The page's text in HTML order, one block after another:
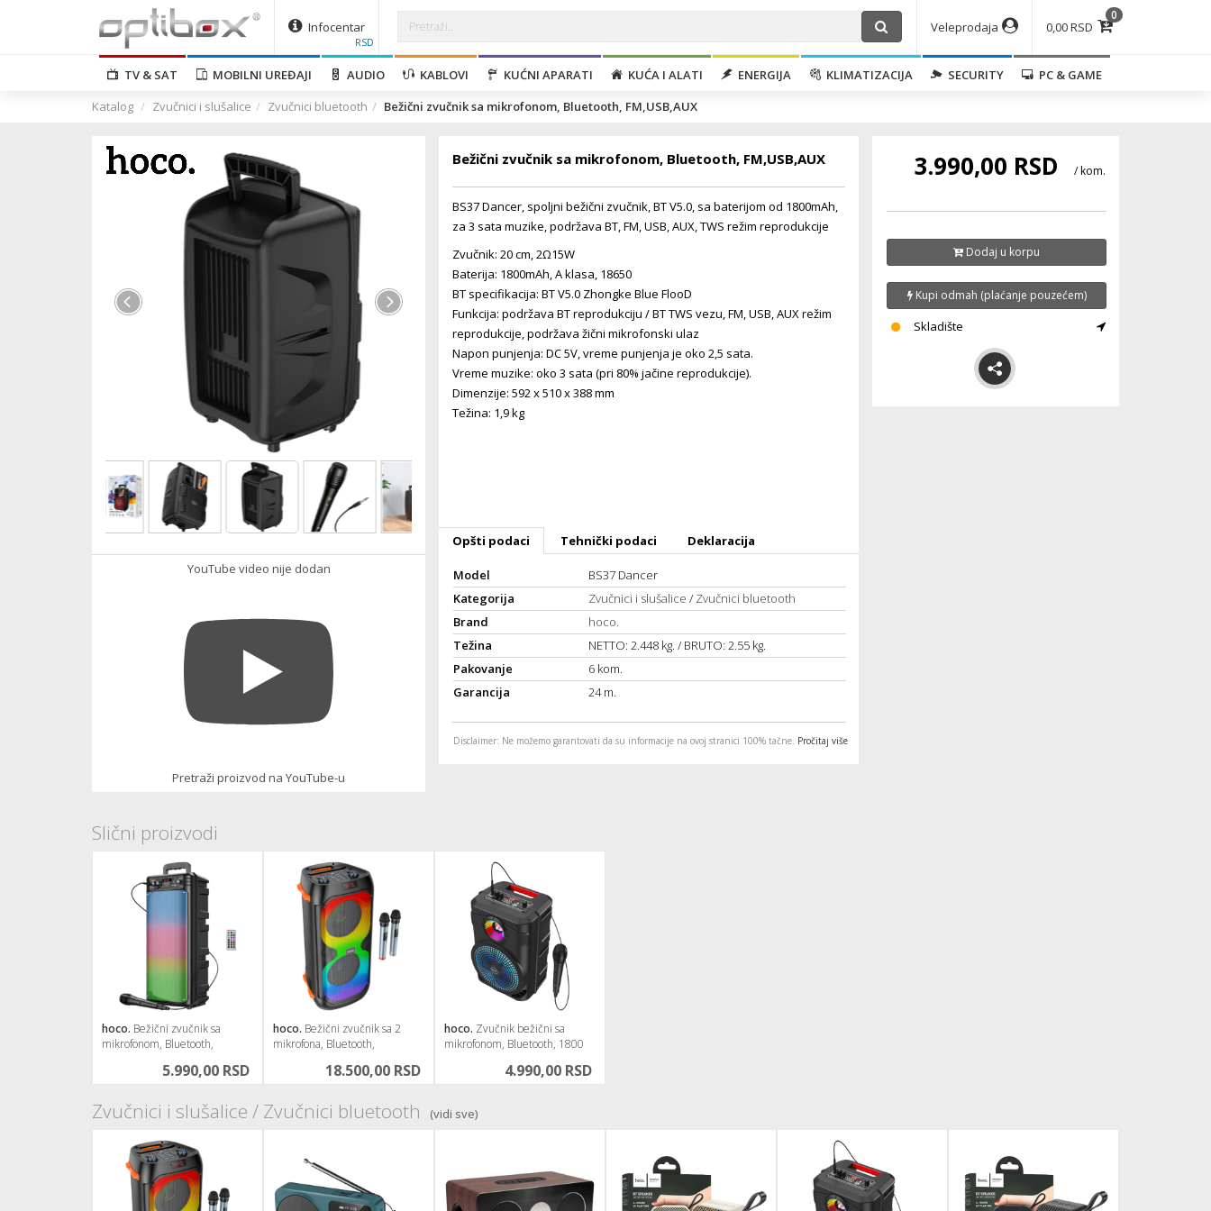
Infocentar
RSD
0,00 RSD
0
Veleprodaja
TV & SAT MOBILNI UREĐAJI AUDIO KABLOVI KUĆNI APARATI KUĆA I ALATI ENERGIJA KLIMATIZACIJA SECURITY
PC & GAME
Katalog
Zvučnici i slušalice Zvučnici bluetooth Bežični zvučnik sa mikrofonom, Bluetooth, FM,USB,AUX
YouTube video nije dodan
Pretraži proizvod na YouTube-u
Bežični zvučnik sa mikrofonom, Bluetooth, FM,USB,AUX
BS37 Dancer, spoljni bežični zvučnik, BT V5.0, sa baterijom od 1800mAh,
za 3 sata muzike, podržava BT, FM, USB, AUX, TWS režim reprodukcije
Zvučnik: 20 cm, 2Ω15W
Baterija: 1800mAh, A klasa, 18650
BT specifikacija: BT V5.0 Zhongke Blue FlooD
Funkcija: podržava BT reprodukciju / BT TWS vezu, FM, USB, AUX režim
reprodukcije, podržava žični mikrofonski ulaz
Napon punjenja: DC 5V, vreme punjenja je oko 2,5 sata.
Vreme muzike: oko 3 sata (pri 80% jačine reprodukcije).
Dimenzije: 592 x 510 x 388 mm
Težina: 1,9 kg
Opšti podaci Tehnički podaci Deklaracija
Model
BS37 Dancer
Kategorija
Zvučnici i slušalice / Zvučnici bluetooth
Brand
hoco.
Težina
NETTO: 2.448 kg. / BRUTO: 2.55 kg.
Pakovanje
6 kom.
Garancija
24 m.
Disclaimer: Ne možemo garantovati da su informacije na ovoj stranici 100% tačne. Pročitaj više
3.990,00 RSD / kom.
Dodaj u korpu
Kupi odmah (plaćanje pouzećem)
Skladište
Slični proizvodi
hoco. Bežični zvučnik sa
mikrofonom, Bluetooth,
5.990,00 RSD
hoco. Bežični zvučnik sa 2
mikrofona, Bluetooth,
18.500,00 RSD
hoco. Zvučnik bežični sa
mikrofonom, Bluetooth, 1800
4.990,00 RSD
Zvučnici i slušalice / Zvučnici bluetooth (vidi sve)